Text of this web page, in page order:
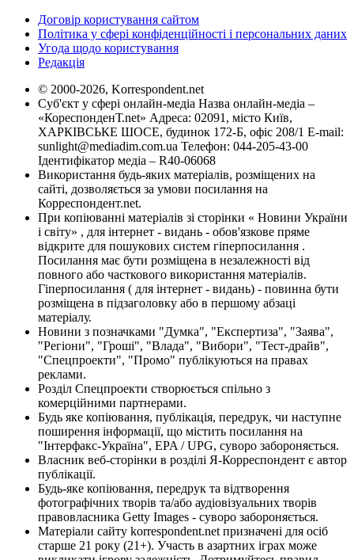
Договір користування сайтом
Політика у сфері конфіденційності і персональних даних
Угода щодо користування
Редакція
© 2000-2026, Korrespondent.net
Суб'єкт у сфері онлайн-медіа Назва онлайн-медіа –
«КореспонденТ.net» Адреса: 02091, місто Київ,
ХАРКІВСЬКЕ ШОСЕ, будинок 172-Б, офіс 208/1 E-mail:
sunlight@mediadim.com.ua Телефон: 044-205-43-00
Ідентифікатор медіа – R40-06068
Використання будь-яких матеріалів, розміщених на
сайті, дозволяється за умови посилання на
Корреспондент.net.
При копіюванні матеріалів зі сторінки « Новини України
і світу» , для інтернет - видань - обов'язкове пряме
відкрите для пошукових систем гіперпосилання .
Посилання має бути розміщена в незалежності від
повного або часткового використання матеріалів.
Гіперпосилання ( для інтернет - видань) - повинна бути
розміщена в підзаголовку або в першому абзаці
матеріалу.
Новини з позначками "Думка", "Експертиза", "Заява",
"Регіони", "Гроші", "Влада", "Вибори", "Тест-драйв",
"Спецпроекти", "Промо" публікуються на правах
реклами.
Розділ Спецпроекти створюється спільно з
комерційними партнерами.
Будь яке копіювання, публікація, передрук, чи наступне
поширення інформації, що містить посилання на
"Інтерфакс-Україна", EPA / UPG, суворо забороняється.
Власник веб-сторінки в розділі Я-Корреспондент є автор
публікації.
Будь-яке копіювання, передрук та відтворення
фотографічних творів та/або аудіовізуальних творів
правовласника Getty Images - суворо забороняється.
Матеріали сайту korrespondent.net призначені для осіб
старше 21 року (21+). Участь в азартних іграх може